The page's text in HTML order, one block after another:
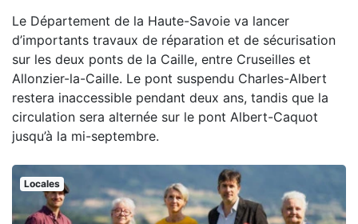
Le Département de la Haute-Savoie va lancer
d’importants travaux de réparation et de sécurisation
sur les deux ponts de la Caille, entre Cruseilles et
Allonzier-la-Caille. Le pont suspendu Charles-Albert
restera inaccessible pendant deux ans, tandis que la
circulation sera alternée sur le pont Albert-Caquot
jusqu’à la mi-septembre.
Locales